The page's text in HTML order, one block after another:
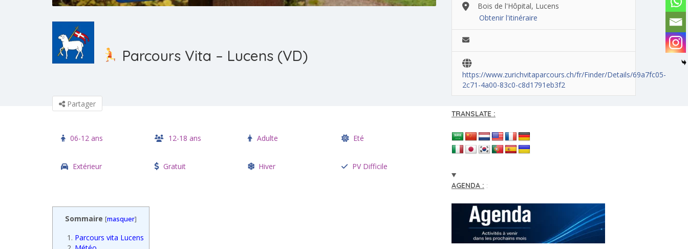
Parcours Vita – Lucens (VD)
Partager
06-12 ans 12-18 ans Adulte Eté
Extérieur Gratuit Hiver PV Difficile
Sommaire [masquer]
1. Parcours vita Lucens
Bois de l'Hôpital, Lucens
Obtenir l'itinéraire
https://www.zurichvitaparcours.ch/fr/Finder/Details/69a7fc05-
2c71-4a00-83c0-c8d1791eb3f2
TRANSLATE :
AGENDA : :